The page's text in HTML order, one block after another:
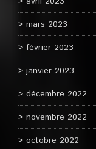
mars 2023
février 2023
janvier 2023
décembre 2022
novembre 2022
octobre 2022